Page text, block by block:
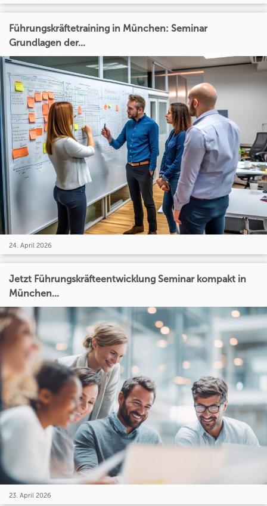
Führungskräftetraining in München: Seminar
Grundlagen der...
24. April 2026
Jetzt Führungskräfteentwicklung Seminar kompakt in
München...
23. April 2026